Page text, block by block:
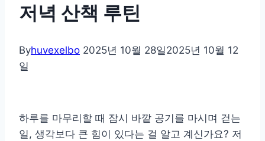
저녁 산책 루틴
Byhuvexelbo 2025년 10월 28일2025년 10월 12
일
하루를 마무리할 때 잠시 바깥 공기를 마시며 걷는
일, 생각보다 큰 힘이 있다는 걸 알고 계신가요? 저